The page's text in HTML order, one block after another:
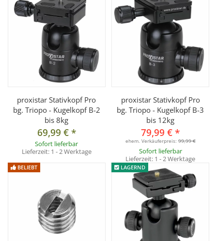
proxistar Stativkopf Pro
bg. Triopo - Kugelkopf B-2
bis 8kg
69,99 €*
Sofort lieferbar
Lieferzeit: 1 - 2 Werktage
proxistar Stativkopf Pro
bg. Triopo - Kugelkopf B-3
bis 12kg
79,99 €*
ehem. Verkäuferpreis:99,99 €
Sofort lieferbar
Lieferzeit: 1 - 2 Werktage
BELIEBT LAGERND